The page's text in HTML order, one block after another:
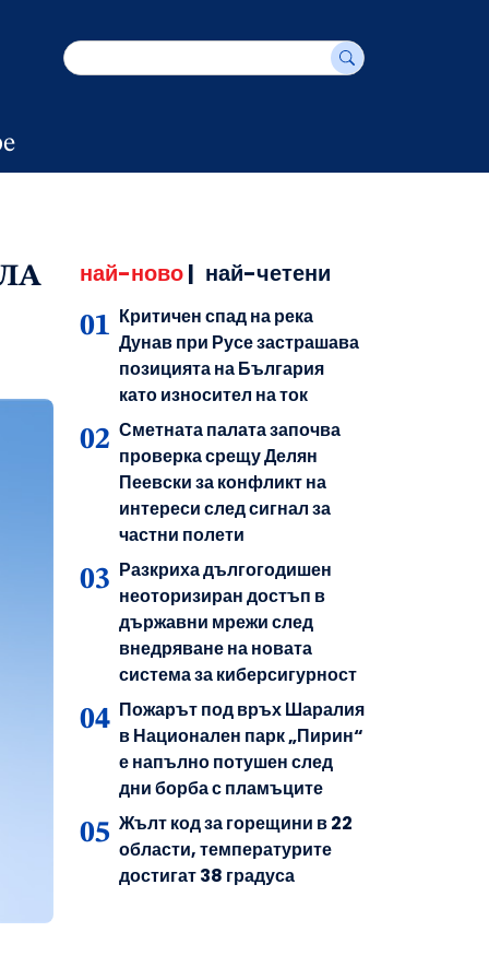
най-ново| най-четени
Критичен спад на река
Дунав при Русе застрашава
позицията на България
като износител на ток
Сметната палата започва
проверка срещу Делян
Пеевски за конфликт на
интереси след сигнал за
частни полети
Разкриха дългогодишен
неоторизиран достъп в
държавни мрежи след
внедряване на новата
система за киберсигурност
Пожарът под връх Шаралия
в Национален парк „Пирин“
е напълно потушен след
дни борба с пламъците
Жълт код за горещини в 22
области, температурите
достигат 38 градуса